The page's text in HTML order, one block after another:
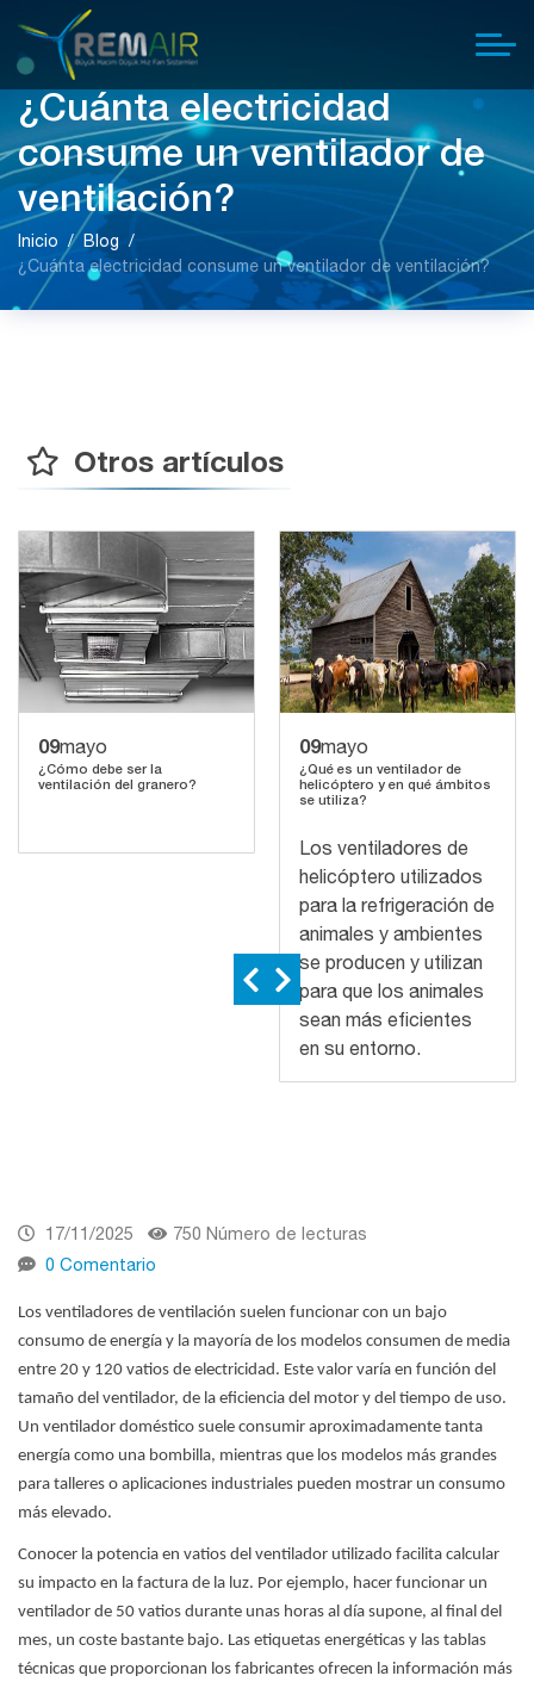
¿Cuánta electricidad
consume un ventilador de
ventilación?
Inicio
Blog
¿Cuánta electricidad consume un ventilador de ventilación?
Otros artículos
09mayo
¿Cómo debe ser la
ventilación del granero?
09mayo
¿Qué es un ventilador de
helicóptero y en qué ámbitos
se utiliza?
Los ventiladores de
helicóptero utilizados
para la refrigeración de
animales y ambientes
se producen y utilizan
para que los animales
sean más eficientes
en su entorno.
17/11/2025
750 Número de lecturas
0 Comentario
Los ventiladores de ventilación suelen funcionar con un bajo
consumo de energía y la mayoría de los modelos consumen de media
entre 20 y 120 vatios de electricidad. Este valor varía en función del
tamaño del ventilador, de la eficiencia del motor y del tiempo de uso.
Un ventilador doméstico suele consumir aproximadamente tanta
energía como una bombilla, mientras que los modelos más grandes
para talleres o aplicaciones industriales pueden mostrar un consumo
más elevado.
Conocer la potencia en vatios del ventilador utilizado facilita calcular
su impacto en la factura de la luz. Por ejemplo, hacer funcionar un
ventilador de 50 vatios durante unas horas al día supone, al final del
mes, un coste bastante bajo. Las etiquetas energéticas y las tablas
técnicas que proporcionan los fabricantes ofrecen la información más